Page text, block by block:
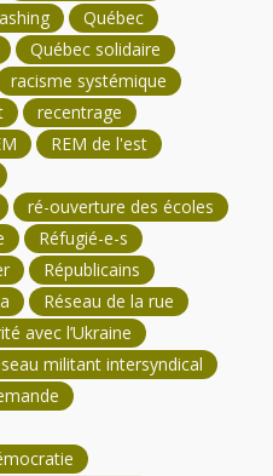
Québec
Québec solidaire
racisme systémique
recentrage
REM de l'est
ré-ouverture des écoles
Réfugié-e-s
Républicains
Réseau de la rue
avec l’Ukraine
militant intersyndical